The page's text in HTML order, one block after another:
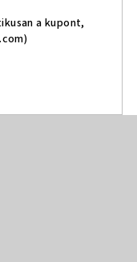
a kupont,
)